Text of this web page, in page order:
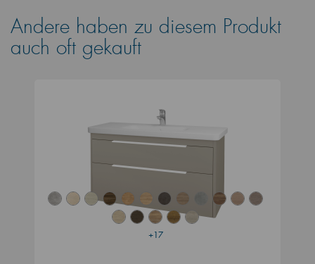
Andere haben zu diesem Produkt
auch oft gekauft
+17